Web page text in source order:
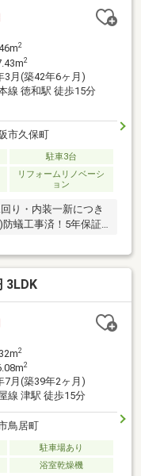
2
2
3月(築42年6ヶ月)
線 徳和駅 徒歩15分
市久保町
駐車3台
リフォームリノベーシ
ョン
り・内装一新につき
蟻工事済！5年保証
3LDK
2
2
7月(築39年2ヶ月)
線 津駅 徒歩15分
鳥居町
駐車場あり
浴室乾燥機